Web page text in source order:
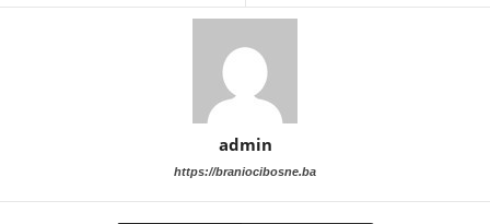
admin
https://braniocibosne.ba